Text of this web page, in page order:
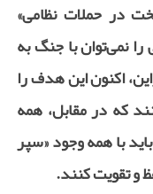
در حملات نظامی»
نمی‌توان با جنگ به
اکنون این هدف را
که در مقابل، همه
با همه وجود «سپر
و تقویت کنند.